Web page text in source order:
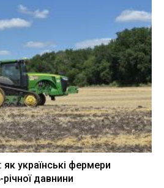
українські фермери
давнини